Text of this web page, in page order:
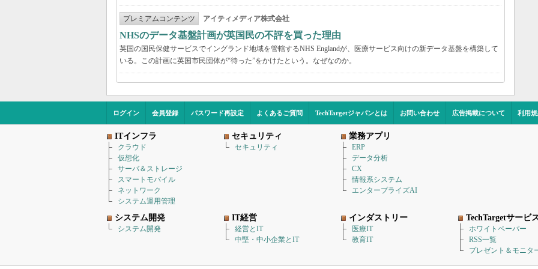
プレミアムコンテンツ アイティメディア株式会社
NHSのデータ基盤計画が英国民の不評を買った理由
英国の国民保健サービスでイングランド地域を管轄するNHS Englandが、医療サービス向けの新データ基盤を構築して
いる。この計画に英国市民団体が“待った”をかけたという。なぜなのか。
ログイン 会員登録 パスワード再設定 よくあるご質問 TechTargetジャパンとは お問い合わせ 広告掲載について 利用
ITインフラ
クラウド
仮想化
サーバ＆ストレージ
スマートモバイル
ネットワーク
システム運用管理
セキュリティ
セキュリティ
業務アプリ
ERP
データ分析
CX
情報系システム
エンタープライズAI
システム開発
システム開発
IT経営
経営とIT
中堅・中小企業とIT
インダストリー
医療IT
教育IT
TechTargetサービ
ホワイトペーパー
RSS一覧
プレゼント＆モニタ